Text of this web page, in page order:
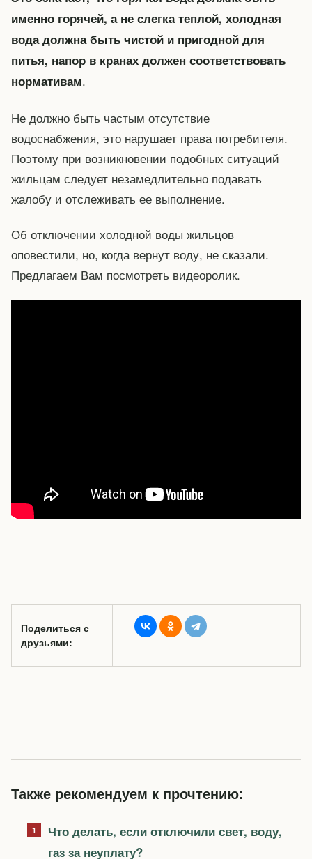
именно горячей, а не слегка теплой, холодная
вода должна быть чистой и пригодной для
питья, напор в кранах должен соответствовать
нормативам.
Не должно быть частым отсутствие
водоснабжения, это нарушает права потребителя.
Поэтому при возникновении подобных ситуаций
жильцам следует незамедлительно подавать
жалобу и отслеживать ее выполнение.
Об отключении холодной воды жильцов
оповестили, но, когда вернут воду, не сказали.
Предлагаем Вам посмотреть видеоролик.
Поделиться с
друзьями:
Также рекомендуем к прочтению:
Что делать, если отключили свет, воду,
газ за неуплату?